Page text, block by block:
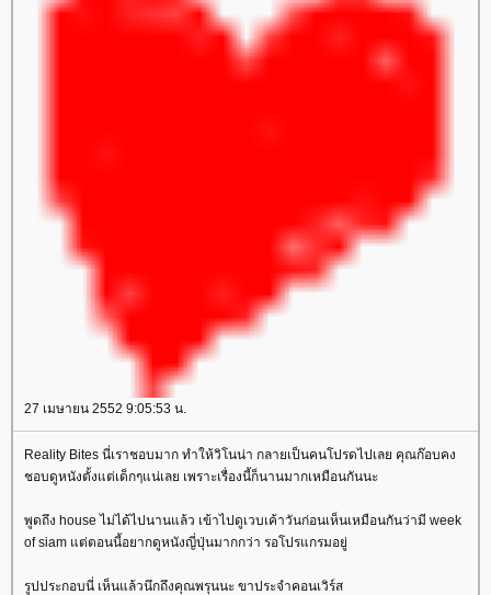
27 เมษายน 2552 9:05:53 น.
Reality Bites นี่เราชอบมาก ทำให้วิโนน่า กลายเป็นคนโปรดไปเลย คุณก๊อบคง
ชอบดูหนังตั้งแต่เด็กๆแน่เลย เพราะเรื่องนี้ก็นานมากเหมือนกันนะ
พูดถึง house ไม่ได้ไปนานแล้ว เข้าไปดูเวบเค้าวันก่อนเห็นเหมือนกันว่ามี week
of siam แต่ตอนนี้อยากดูหนังญี่ปุ่นมากกว่า รอโปรแกรมอยู่
รูปประกอบนี่ เห็นแล้วนึกถึงคุณพรุนนะ ขาประจำคอนเวิร์ส